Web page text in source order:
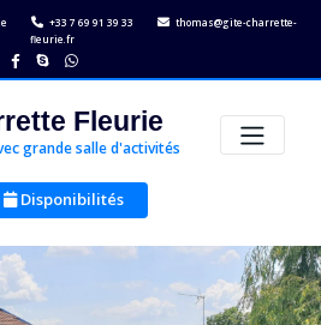
+33 7 69 91 39 33
thomas@gite-charrette-
fleurie.fr
Fleurie
grande salle d'activités
Disponibilités